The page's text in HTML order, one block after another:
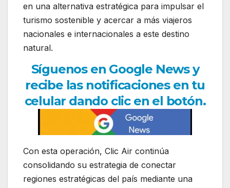
en una alternativa estratégica para impulsar el
turismo sostenible y acercar a más viajeros
nacionales e internacionales a este destino
natural.
Síguenos en Google News y
recibe las notificaciones en tu
celular dando clic en el botón.
Con esta operación, Clic Air continúa
consolidando su estrategia de conectar
regiones estratégicas del país mediante una